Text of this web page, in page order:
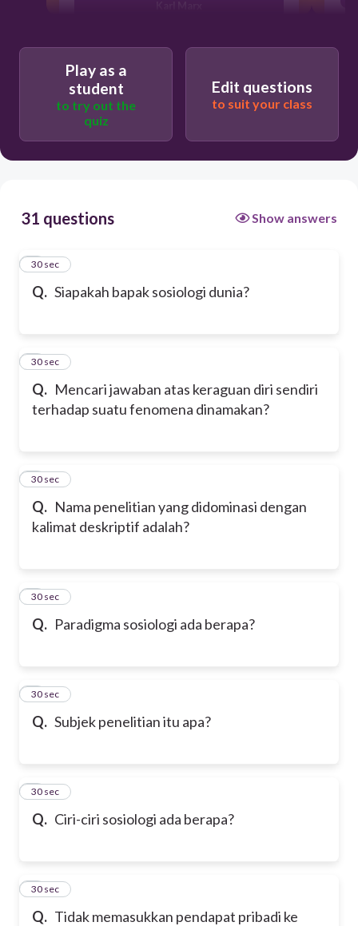
Max Weber
Herbert Spencer
Play as a
student
to try out the
quiz
Edit questions
to suit your class
31 questions Show answers
Q. Siapakah bapak sosiologi dunia?
1
30 sec
Q. Mencari jawaban atas keraguan diri sendiri
terhadap suatu fenomena dinamakan?
2
30 sec
Q. Nama penelitian yang didominasi dengan
kalimat deskriptif adalah?
3
30 sec
Q. Paradigma sosiologi ada berapa?
4
30 sec
Q. Subjek penelitian itu apa?
5
30 sec
Q. Ciri-ciri sosiologi ada berapa?
6
30 sec
Q. Tidak memasukkan pendapat pribadi ke
7
30 sec